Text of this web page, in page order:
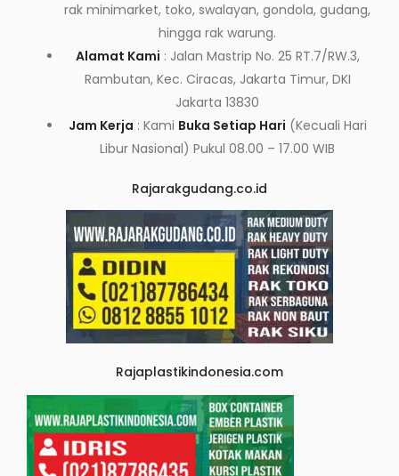
rak minimarket, toko, swalayan, gondola, gudang,
hingga rak warung.
Alamat Kami : Jalan Mastrip No. 25 RT.7/RW.3,
Rambutan, Kec. Ciracas, Jakarta Timur, DKI
Jakarta 13830
Jam Kerja : Kami Buka Setiap Hari (Kecuali Hari
Libur Nasional) Pukul 08.00 – 17.00 WIB
Rajarakgudang.co.id
Rajaplastikindonesia.com